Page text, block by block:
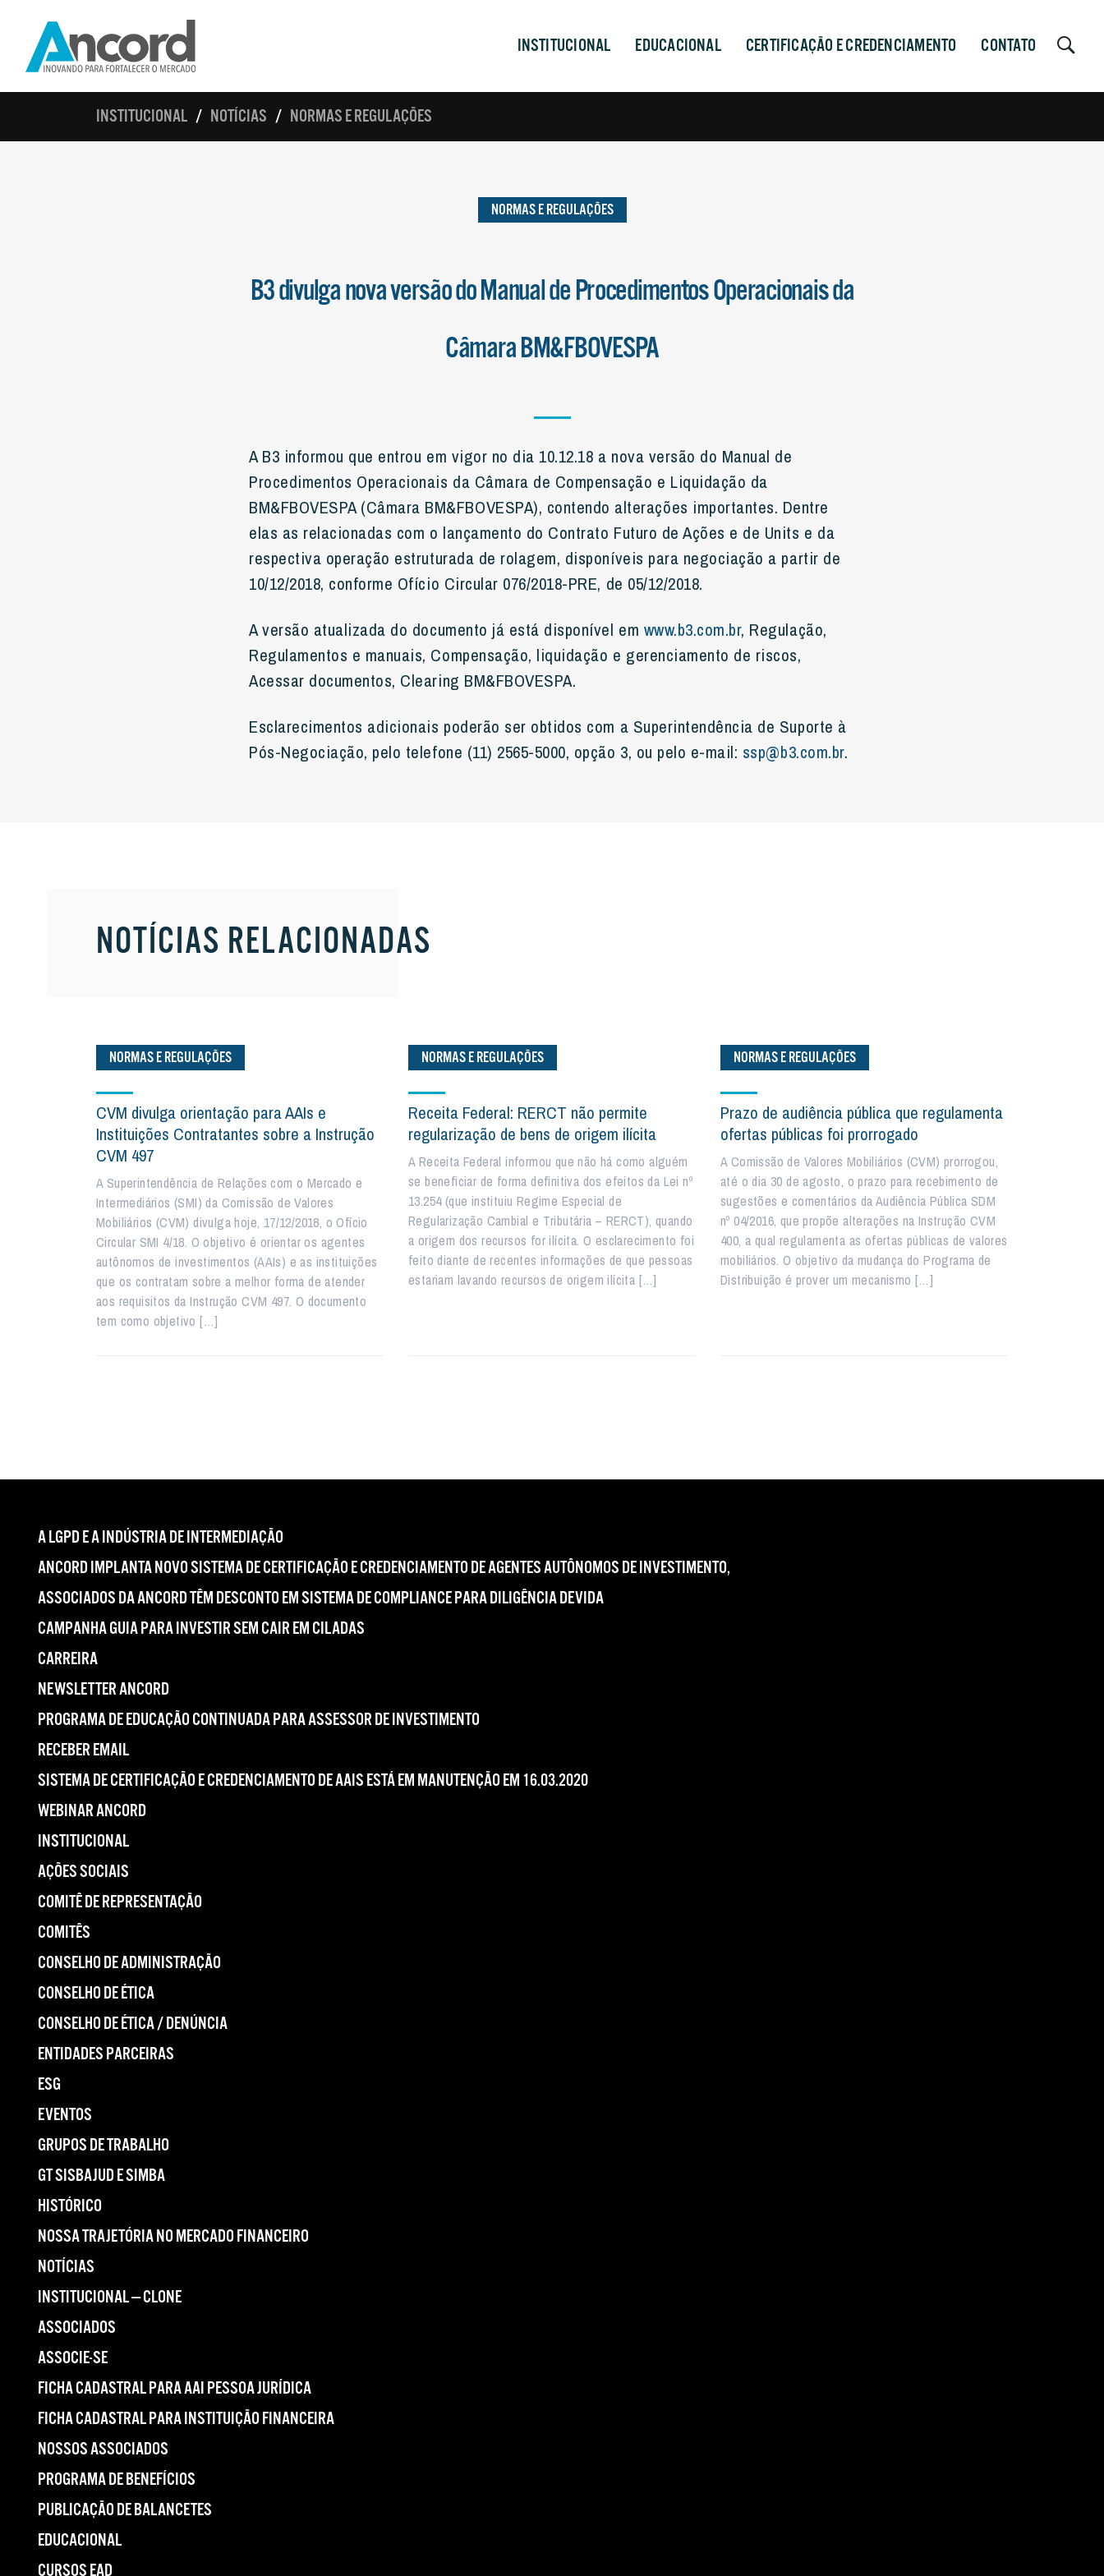
INSTITUCIONAL EDUCACIONAL CERTIFICAÇÃO E CREDENCIAMENTO CONTATO
INSTITUCIONAL NOTÍCIAS NORMAS E REGULAÇÕES
NORMAS E REGULAÇÕES
B3 divulga nova versão do Manual de Procedimentos Operacionais da
Câmara BM&FBOVESPA
A B3 informou que entrou em vigor no dia 10.12.18 a nova versão do Manual de
Procedimentos Operacionais da Câmara de Compensação e Liquidação da
BM&FBOVESPA (Câmara BM&FBOVESPA), contendo alterações importantes. Dentre
elas as relacionadas com o lançamento do Contrato Futuro de Ações e de Units e da
respectiva operação estruturada de rolagem, disponíveis para negociação a partir de
10/12/2018, conforme Ofício Circular 076/2018-PRE, de 05/12/2018.
A versão atualizada do documento já está disponível em www.b3.com.br, Regulação,
Regulamentos e manuais, Compensação, liquidação e gerenciamento de riscos,
Acessar documentos, Clearing BM&FBOVESPA.
Esclarecimentos adicionais poderão ser obtidos com a Superintendência de Suporte à
Pós-Negociação, pelo telefone (11) 2565-5000, opção 3, ou pelo e-mail: ssp@b3.com.br.
NOTÍCIAS RELACIONADAS
NORMAS E REGULAÇÕES
CVM divulga orientação para AAIs e
Instituições Contratantes sobre a Instrução
CVM 497
A Superintendência de Relações com o Mercado e
Intermediários (SMI) da Comissão de Valores
Mobiliários (CVM) divulga hoje, 17/12/2018, o Ofício
Circular SMI 4/18. O objetivo é orientar os agentes
autônomos de investimentos (AAIs) e as instituições
que os contratam sobre a melhor forma de atender
aos requisitos da Instrução CVM 497. O documento
tem como objetivo […]
NORMAS E REGULAÇÕES
Receita Federal: RERCT não permite
regularização de bens de origem ilícita
A Receita Federal informou que não há como alguém
se beneficiar de forma definitiva dos efeitos da Lei nº
13.254 (que instituiu Regime Especial de
Regularização Cambial e Tributária – RERCT), quando
a origem dos recursos for ilícita. O esclarecimento foi
feito diante de recentes informações de que pessoas
estariam lavando recursos de origem ilícita […]
NORMAS E REGULAÇÕES
Prazo de audiência pública que regulamenta
ofertas públicas foi prorrogado
A Comissão de Valores Mobiliários (CVM) prorrogou,
até o dia 30 de agosto, o prazo para recebimento de
sugestões e comentários da Audiência Pública SDM
nº 04/2016, que propõe alterações na Instrução CVM
400, a qual regulamenta as ofertas públicas de valores
mobiliários. O objetivo da mudança do Programa de
Distribuição é prover um mecanismo […]
A LGPD E A INDÚSTRIA DE INTERMEDIAÇÃO
ANCORD IMPLANTA NOVO SISTEMA DE CERTIFICAÇÃO E CREDENCIAMENTO DE AGENTES AUTÔNOMOS DE INVESTIMENTO,
ASSOCIADOS DA ANCORD TÊM DESCONTO EM SISTEMA DE COMPLIANCE PARA DILIGÊNCIA DEVIDA
CAMPANHA GUIA PARA INVESTIR SEM CAIR EM CILADAS
CARREIRA
NEWSLETTER ANCORD
PROGRAMA DE EDUCAÇÃO CONTINUADA PARA ASSESSOR DE INVESTIMENTO
RECEBER EMAIL
SISTEMA DE CERTIFICAÇÃO E CREDENCIAMENTO DE AAIS ESTÁ EM MANUTENÇÃO EM 16.03.2020
WEBINAR ANCORD
INSTITUCIONAL
AÇÕES SOCIAIS
COMITÊ DE REPRESENTAÇÃO
COMITÊS
CONSELHO DE ADMINISTRAÇÃO
CONSELHO DE ÉTICA
CONSELHO DE ÉTICA / DENÚNCIA
ENTIDADES PARCEIRAS
ESG
EVENTOS
GRUPOS DE TRABALHO
GT SISBAJUD E SIMBA
HISTÓRICO
NOSSA TRAJETÓRIA NO MERCADO FINANCEIRO
NOTÍCIAS
INSTITUCIONAL — CLONE
ASSOCIADOS
ASSOCIE-SE
FICHA CADASTRAL PARA AAI PESSOA JURÍDICA
FICHA CADASTRAL PARA INSTITUIÇÃO FINANCEIRA
NOSSOS ASSOCIADOS
PROGRAMA DE BENEFÍCIOS
PUBLICAÇÃO DE BALANCETES
EDUCACIONAL
CURSOS EAD